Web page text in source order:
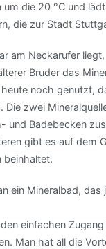
die 20 °C und
die zur Stadt
am Neckarufer
Bruder das
noch genutzt,
zwei
und Badebecken
gibt es auf dem
beinhaltet.
ein Mineralbad,
einfachen
Man hat all die